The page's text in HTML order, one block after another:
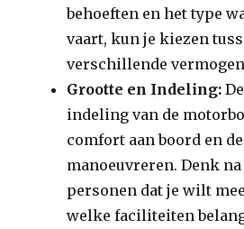
behoeften en het type
vaart, kun je kiezen
verschillende
Grootte en Indeling:
indeling van de
comfort aan boord en
manoeuvreren. Denk
personen dat je wilt
welke faciliteiten